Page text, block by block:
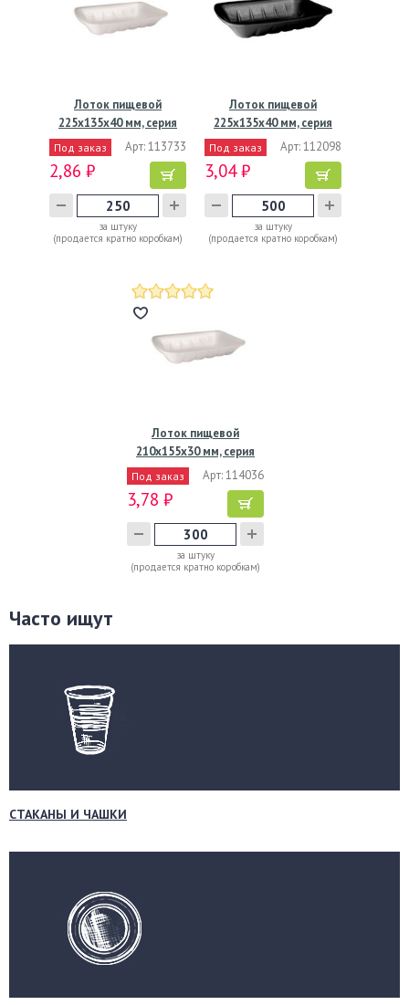
Лоток пищевой
225х135х40 мм, серия
М-40,…
Под заказ Арт: 113733
2,86 ₽
за штуку
(продается кратно коробкам)
Лоток пищевой
225х135х40 мм, серия
М-40,…
Под заказ Арт: 112098
3,04 ₽
за штуку
(продается кратно коробкам)
Лоток пищевой
210х155х30 мм, серия
Н-30,…
Под заказ Арт: 114036
3,78 ₽
за штуку
(продается кратно коробкам)
Часто ищут
СТАКАНЫ И ЧАШКИ